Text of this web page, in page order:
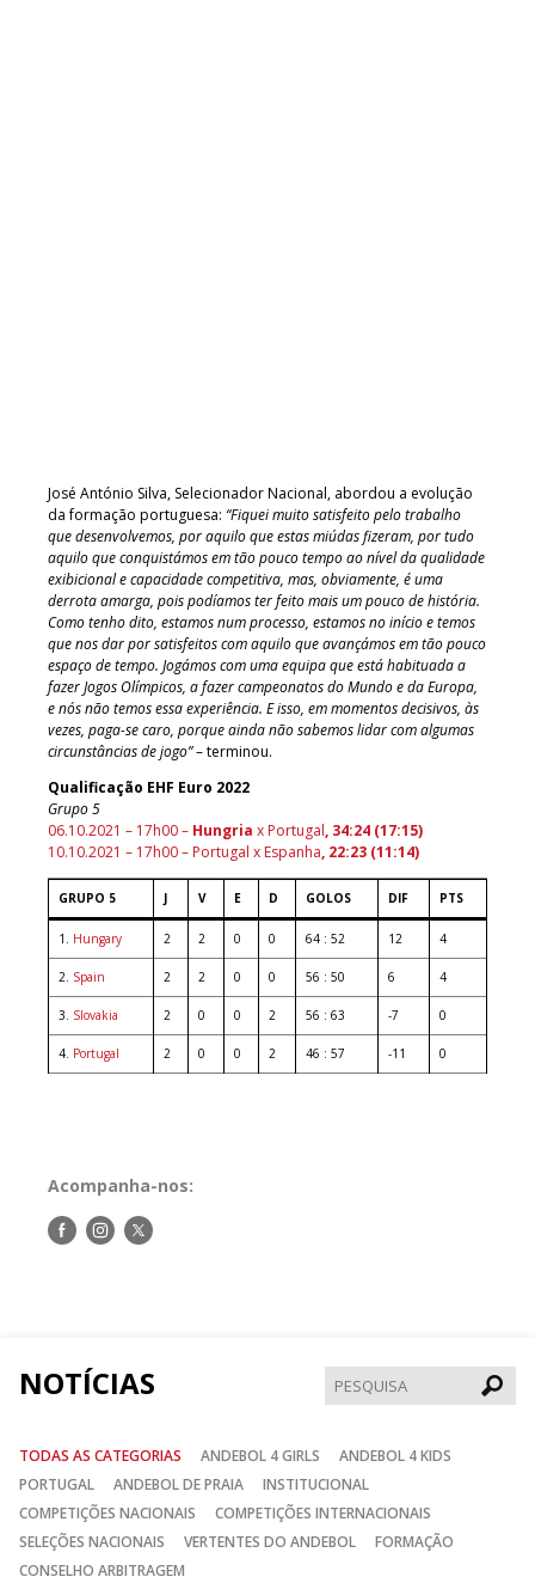
José António Silva, Selecionador Nacional, abordou a evolução
da formação portuguesa: “Fiquei muito satisfeito pelo trabalho
que desenvolvemos, por aquilo que estas miúdas fizeram, por tudo
aquilo que conquistámos em tão pouco tempo ao nível da qualidade
exibicional e capacidade competitiva, mas, obviamente, é uma
derrota amarga, pois podíamos ter feito mais um pouco de história.
Como tenho dito, estamos num processo, estamos no início e temos
que nos dar por satisfeitos com aquilo que avançámos em tão pouco
espaço de tempo. Jogámos com uma equipa que está habituada a
fazer Jogos Olímpicos, a fazer campeonatos do Mundo e da Europa,
e nós não temos essa experiência. E isso, em momentos decisivos, às
vezes, paga-se caro, porque ainda não sabemos lidar com algumas
circunstâncias de jogo”– terminou.
Qualificação EHF Euro 2022
Grupo 5
06.10.2021 – 17h00 – Hungria x Portugal, 34:24 (17:15)
10.10.2021 – 17h00 – Portugal x Espanha, 22:23 (11:14)
GRUPO 5 J V E D GOLOS DIF PTS
1. Hungary 2 2 0 0 64 : 52 12 4
2. Spain 2 2 0 0 56 : 50 6 4
3. Slovakia 2 0 0 2 56 : 63 -7 0
4. Portugal 2 0 0 2 46 : 57 -11 0
Acompanha-nos:
Siga-Siga-Siga-
NOTÍCIAS
TODAS AS CATEGORIAS ANDEBOL 4 GIRLS
ANDEBOL 4 KIDS
PORTUGAL
ANDEBOL DE PRAIA
INSTITUCIONAL
COMPETIÇÕES NACIONAIS
COMPETIÇÕES INTERNACIONAIS
SELEÇÕES NACIONAIS
VERTENTES DO ANDEBOL
FORMAÇÃO
CONSELHO ARBITRAGEM